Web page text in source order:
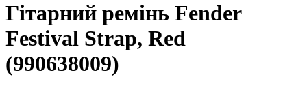
Гітарний ремінь Fender
Festival Strap, Red
(990638009)